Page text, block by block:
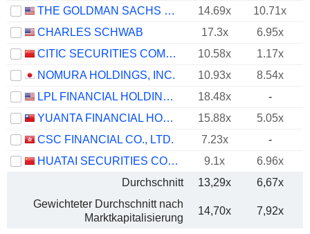
THE GOLDMAN SACHS GROUP, INC.
14.69x
10.71x
CHARLES SCHWAB
17.3x 6.95x
CITIC SECURITIES COMPANY LIMITED
10.58x
1.17x
NOMURA HOLDINGS, INC.
10.93x
8.54x
LPL FINANCIAL HOLDINGS INC.
18.48x
-
YUANTA FINANCIAL HOLDING CO., LTD.
15.88x
5.05x
CSC FINANCIAL CO., LTD.
7.23x
-
HUATAI SECURITIES CO., LTD.
9.1x
6.96x
Durchschnitt
13,29x 6,67x
Gewichteter Durchschnitt nach
Marktkapitalisierung
14,70x 7,92x